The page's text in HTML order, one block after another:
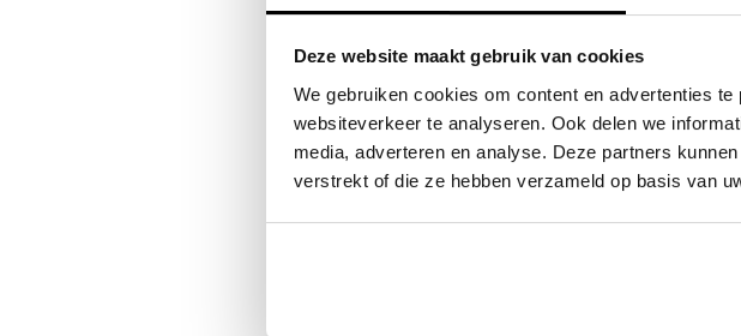
Deze website maakt gebruik van cookies
We gebruiken cookies om content en advertenties
websiteverkeer te analyseren. Ook delen we
media, adverteren en analyse. Deze partners
verstrekt of die ze hebben verzameld op basis van